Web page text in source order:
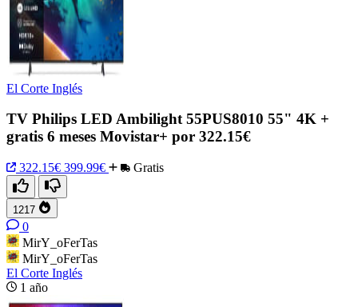
El Corte Inglés
TV Philips LED Ambilight 55PUS8010 55" 4K +
gratis 6 meses Movistar+ por 322.15€
322.15€ 399.99€ Gratis
1217
0
MirY_oFerTas
MirY_oFerTas
El Corte Inglés
1 año